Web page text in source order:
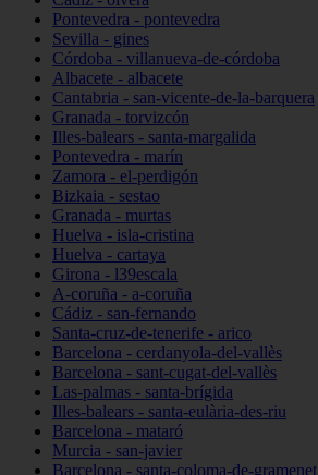
Pontevedra - pontevedra
Sevilla - gines
Córdoba - villanueva-de-córdoba
Albacete - albacete
Cantabria - san-vicente-de-la-barquera
Granada - torvizcón
Illes-balears - santa-margalida
Pontevedra - marín
Zamora - el-perdigón
Bizkaia - sestao
Granada - murtas
Huelva - isla-cristina
Huelva - cartaya
Girona - l39escala
A-coruña - a-coruña
Cádiz - san-fernando
Santa-cruz-de-tenerife - arico
Barcelona - cerdanyola-del-vallès
Barcelona - sant-cugat-del-vallès
Las-palmas - santa-brígida
Illes-balears - santa-eulària-des-riu
Barcelona - mataró
Murcia - san-javier
Barcelona - santa-coloma-de-gramenet